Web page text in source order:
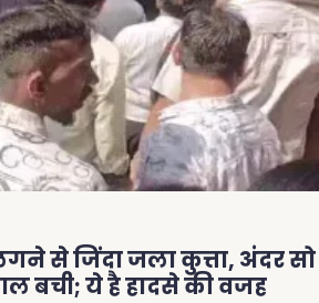
से जिंदा जला कुत्ता, अंदर सो
बची; ये है हादसे की वजह